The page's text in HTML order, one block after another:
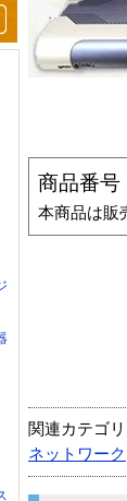
商品番号
本商品は販
関連カテゴリ
ネットワーク